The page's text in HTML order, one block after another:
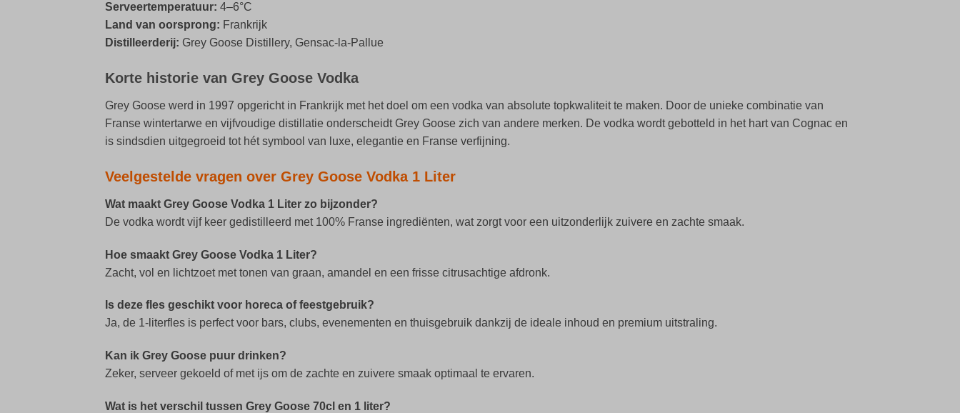
Serveertemperatuur: 4–6°C
Land van oorsprong: Frankrijk
Distilleerderij: Grey Goose Distillery, Gensac-la-Pallue
Korte historie van Grey Goose Vodka
Grey Goose werd in 1997 opgericht in Frankrijk met het doel om een vodka van absolute topkwaliteit te maken. Door de unieke combinatie van
Franse wintertarwe en vijfvoudige distillatie onderscheidt Grey Goose zich van andere merken. De vodka wordt gebotteld in het hart van Cognac en
is sindsdien uitgegroeid tot hét symbool van luxe, elegantie en Franse verfijning.
Veelgestelde vragen over Grey Goose Vodka 1 Liter
Wat maakt Grey Goose Vodka 1 Liter zo bijzonder?
De vodka wordt vijf keer gedistilleerd met 100% Franse ingrediënten, wat zorgt voor een uitzonderlijk zuivere en zachte smaak.
Hoe smaakt Grey Goose Vodka 1 Liter?
Zacht, vol en lichtzoet met tonen van graan, amandel en een frisse citrusachtige afdronk.
Is deze fles geschikt voor horeca of feestgebruik?
Ja, de 1-literfles is perfect voor bars, clubs, evenementen en thuisgebruik dankzij de ideale inhoud en premium uitstraling.
Kan ik Grey Goose puur drinken?
Zeker, serveer gekoeld of met ijs om de zachte en zuivere smaak optimaal te ervaren.
Wat is het verschil tussen Grey Goose 70cl en 1 liter?